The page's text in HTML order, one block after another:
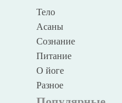
Тело
Асаны
Сознание
Питание
О йоге
Разное